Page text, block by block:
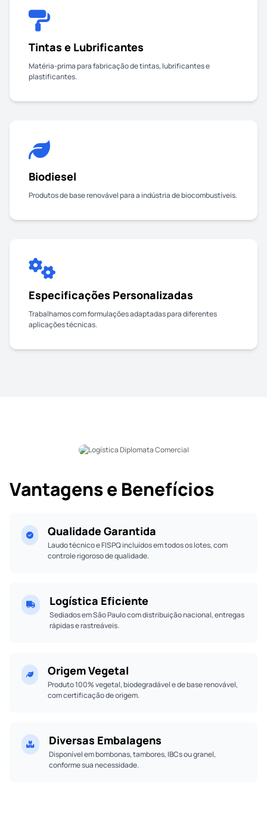
Tintas e Lubrificantes
Matéria-prima para fabricação de tintas, lubrificantes e
plastificantes.
Biodiesel
Produtos de base renovável para a indústria de biocombustíveis.
Especificações Personalizadas
Trabalhamos com formulações adaptadas para diferentes
aplicações técnicas.
Vantagens e Benefícios
Qualidade Garantida
Laudo técnico e FISPQ incluídos em todos os lotes, com
controle rigoroso de qualidade.
Logística Eficiente
Sediados em São Paulo com distribuição nacional, entregas
rápidas e rastreáveis.
Origem Vegetal
Produto 100% vegetal, biodegradável e de base renovável,
com certificação de origem.
Diversas Embalagens
Disponível em bombonas, tambores, IBCs ou granel,
conforme sua necessidade.